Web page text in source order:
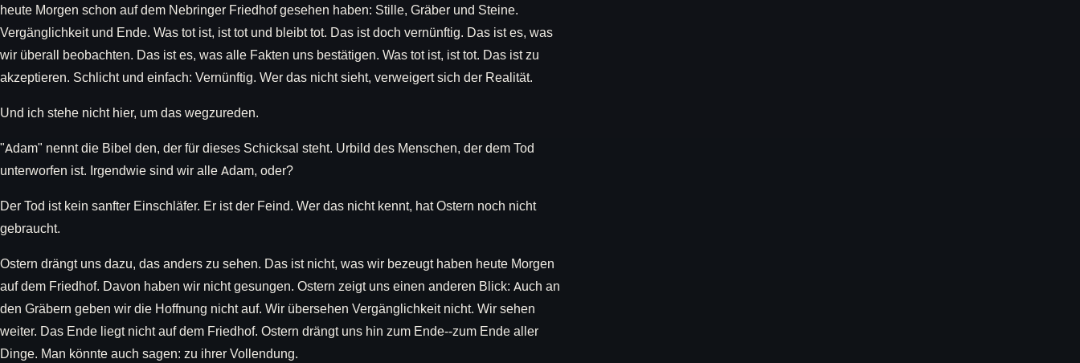
heute Morgen schon auf dem Nebringer Friedhof gesehen haben: Stille, Gräber und Steine.
Vergänglichkeit und Ende. Was tot ist, ist tot und bleibt tot. Das ist doch vernünftig. Das ist es, was
wir überall beobachten. Das ist es, was alle Fakten uns bestätigen. Was tot ist, ist tot. Das ist zu
akzeptieren. Schlicht und einfach: Vernünftig. Wer das nicht sieht, verweigert sich der Realität.
Und ich stehe nicht hier, um das wegzureden.
"Adam" nennt die Bibel den, der für dieses Schicksal steht. Urbild des Menschen, der dem Tod
unterworfen ist. Irgendwie sind wir alle Adam, oder?
Der Tod ist kein sanfter Einschläfer. Er ist der Feind. Wer das nicht kennt, hat Ostern noch nicht
gebraucht.
Ostern drängt uns dazu, das anders zu sehen. Das ist nicht, was wir bezeugt haben heute Morgen
auf dem Friedhof. Davon haben wir nicht gesungen. Ostern zeigt uns einen anderen Blick: Auch an
den Gräbern geben wir die Hoffnung nicht auf. Wir übersehen Vergänglichkeit nicht. Wir sehen
weiter. Das Ende liegt nicht auf dem Friedhof. Ostern drängt uns hin zum Ende--zum Ende aller
Dinge. Man könnte auch sagen: zu ihrer Vollendung.